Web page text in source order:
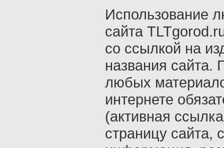
Использование
сайта
со ссылкой на
названия сайта.
любых
интернете
(активная
страницу сайта,